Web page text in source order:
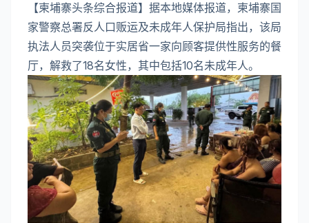
【柬埔寨头条综合报道】据本地媒体报道，柬埔寨国
家警察总署反人口贩运及未成年人保护局指出，该局
执法人员突袭位于实居省一家向顾客提供性服务的餐
厅，解救了18名女性，其中包括10名未成年人。